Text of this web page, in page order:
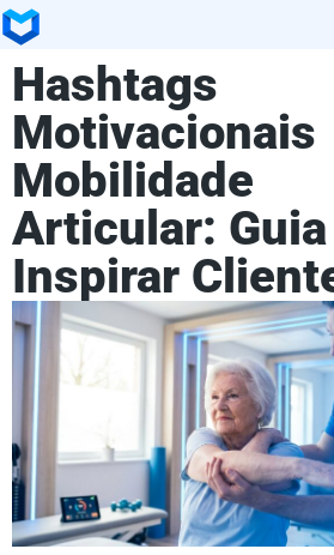
Hashtags
Motivacionais
Mobilidade
Articular:
Inspirar